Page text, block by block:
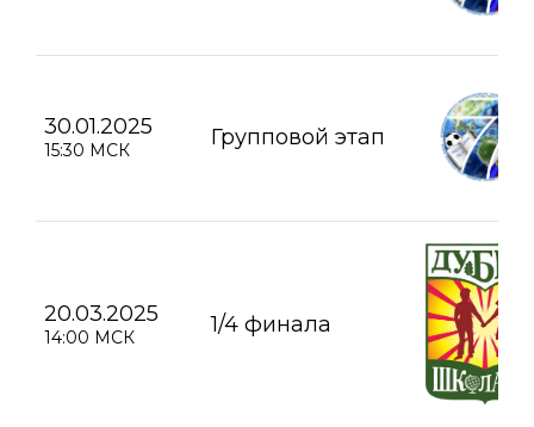
30.01.2025
15:30 МСК Групповой этап
20.03.2025
14:00 МСК 1/4 финала